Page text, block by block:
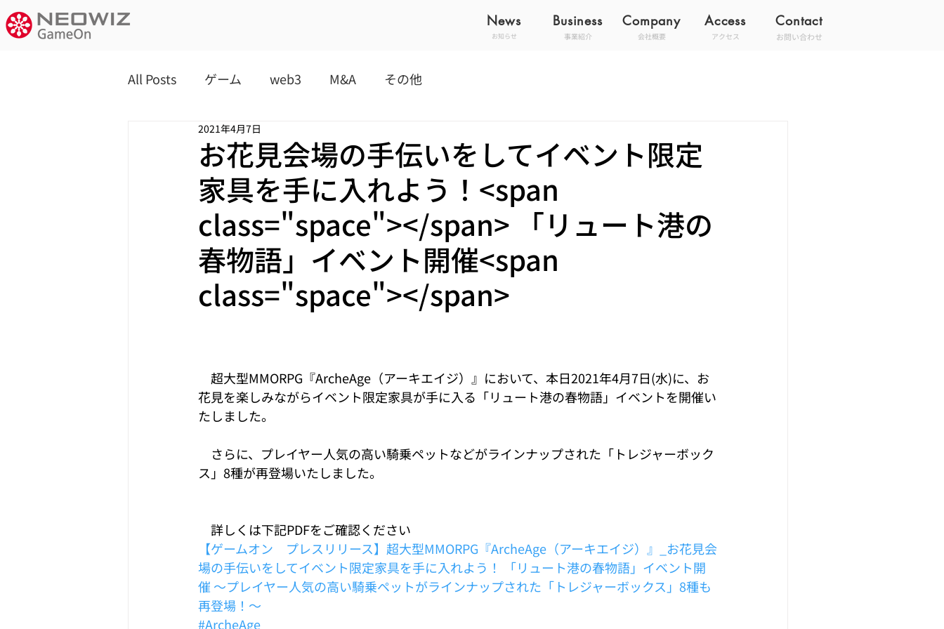
News Business
お知らせ 事業紹介
Access Contact
アクセス お問い合わせ
Company
会社概要
All Posts ゲーム web3 M&A その他
お花見会場の手伝いをしてイベント限定
家具を手に入れよう！<span
class="space"></span> 「リュート港の
春物語」イベント開催<span
class="space"></span>
2021年4月7日
超大型MMORPG『ArcheAge（アーキエイジ）』において、本日2021年4月7日(水)に、お
花見を楽しみながらイベント限定家具が手に入る「リュート港の春物語」イベントを開催い
たしました。
さらに、プレイヤー人気の高い騎乗ペットなどがラインナップされた「トレジャーボック
ス」8種が再登場いたしました。
詳しくは下記PDFをご確認ください
【ゲームオン　プレスリリース】超大型MMORPG『ArcheAge（アーキエイジ）』_お花見会
場の手伝いをしてイベント限定家具を手に入れよう！ 「リュート港の春物語」イベント開
催 ～プレイヤー人気の高い騎乗ペットがラインナップされた「トレジャーボックス」8種も
再登場！～
#ArcheAge